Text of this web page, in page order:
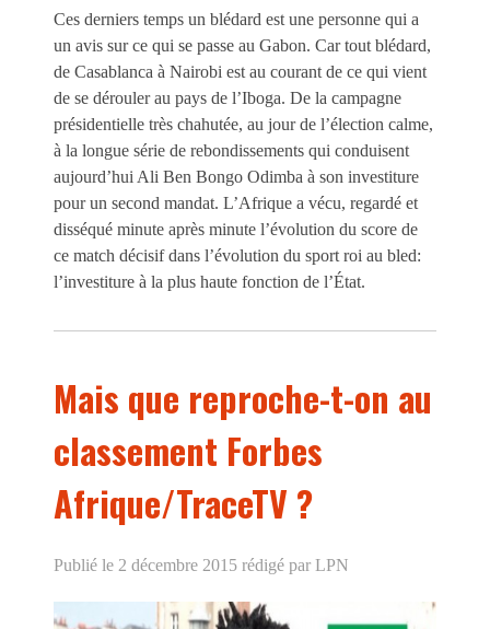
Ces derniers temps un blédard est une personne qui a
un avis sur ce qui se passe au Gabon. Car tout blédard,
de Casablanca à Nairobi est au courant de ce qui vient
de se dérouler au pays de l’Iboga. De la campagne
présidentielle très chahutée, au jour de l’élection calme,
à la longue série de rebondissements qui conduisent
aujourd’hui Ali Ben Bongo Odimba à son investiture
pour un second mandat. L’Afrique a vécu, regardé et
disséqué minute après minute l’évolution du score de
ce match décisif dans l’évolution du sport roi au bled:
l’investiture à la plus haute fonction de l’État.
Mais que reproche-t-on au
classement Forbes
Afrique/TraceTV ?
Publié le 2 décembre 2015 rédigé par LPN